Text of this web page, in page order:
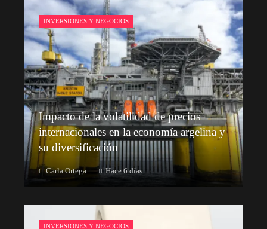
INVERSIONES Y NEGOCIOS
Impacto de la volatilidad de precios
internacionales en la economía argelina y
su diversificación
Carla Ortega Hace 6 días
INVERSIONES Y NEGOCIOS